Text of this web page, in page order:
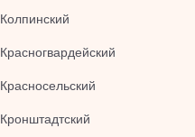
Колпинский
Красногвардейский
Красносельский
Кронштадтский